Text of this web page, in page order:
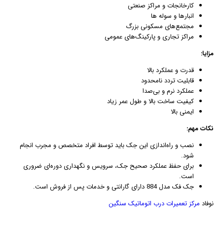
کارخانجات و مراکز صنعتی
انبارها و سوله ها
مجتمع‌های مسکونی بزرگ
مراکز تجاری و پارکینگ‌های عمومی
مزایا:
قدرت و عملکرد بالا
قابلیت تردد نامحدود
عملکرد نرم و بی‌صدا
کیفیت ساخت بالا و طول عمر زیاد
ایمنی بالا
نکات مهم:
نصب و راه‌اندازی این جک باید توسط افراد متخصص و مجرب انجام
شود.
برای حفظ عملکرد صحیح جک، سرویس و نگهداری دوره‌ای ضروری
است.
جک فک مدل 884 دارای گارانتی و خدمات پس از فروش است.
نوفاد مرکز تعمیرات درب اتوماتیک سنگین